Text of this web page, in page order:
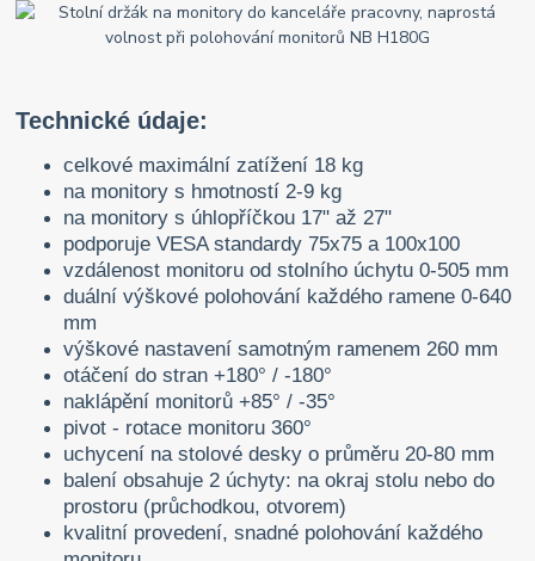
Technické údaje:
celkové maximální zatížení 18 kg
na monitory s hmotností 2-9 kg
na monitory s úhlopříčkou 17" až 27"
podporuje VESA standardy 75x75 a 100x100
vzdálenost monitoru od stolního úchytu 0-505 mm
duální výškové polohování každého ramene 0-640
mm
výškové nastavení samotným ramenem 260 mm
otáčení do stran +180° / -180°
naklápění monitorů +85° / -35°
pivot - rotace monitoru 360°
uchycení na stolové desky o průměru 20-80 mm
balení obsahuje 2 úchyty: na okraj stolu nebo do
prostoru (průchodkou, otvorem)
kvalitní provedení, snadné polohování každého